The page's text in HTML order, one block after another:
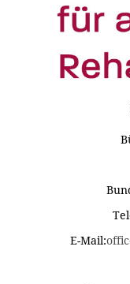
E-Mail: